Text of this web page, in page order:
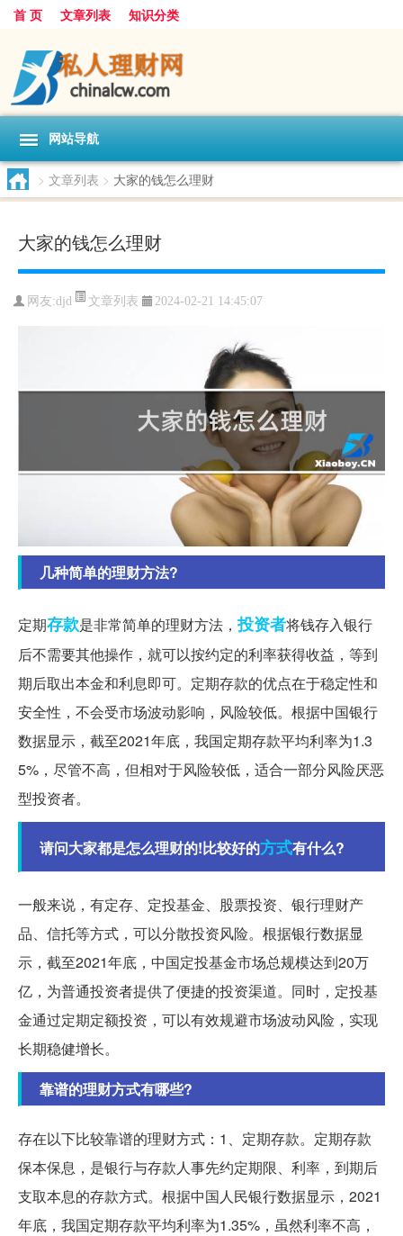
首 页 文章列表 知识分类
网站导航
> 文章列表 > 大家的钱怎么理财
大家的钱怎么理财
网友:djd 文章列表 2024-02-21 14:45:07
几种简单的理财方法?
定期存款是非常简单的理财方法，投资者将钱存入银行
后不需要其他操作，就可以按约定的利率获得收益，等到
期后取出本金和利息即可。定期存款的优点在于稳定性和
安全性，不会受市场波动影响，风险较低。根据中国银行
数据显示，截至2021年底，我国定期存款平均利率为1.3
5%，尽管不高，但相对于风险较低，适合一部分风险厌恶
型投资者。
请问大家都是怎么理财的!比较好的方式有什么?
一般来说，有定存、定投基金、股票投资、银行理财产
品、信托等方式，可以分散投资风险。根据银行数据显
示，截至2021年底，中国定投基金市场总规模达到20万
亿，为普通投资者提供了便捷的投资渠道。同时，定投基
金通过定期定额投资，可以有效规避市场波动风险，实现
长期稳健增长。
靠谱的理财方式有哪些?
存在以下比较靠谱的理财方式：1、定期存款。定期存款
保本保息，是银行与存款人事先约定期限、利率，到期后
支取本息的存款方式。根据中国人民银行数据显示，2021
年底，我国定期存款平均利率为1.35%，虽然利率不高，